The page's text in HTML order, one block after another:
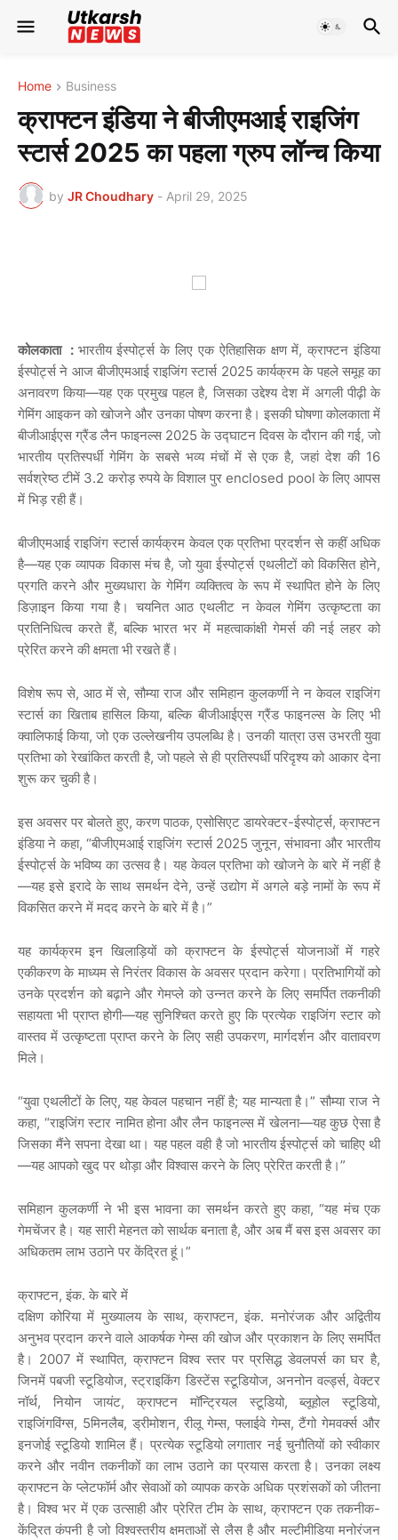
Home Business
क्राफ्टन इंडिया ने बीजीएमआई राइजिंग
स्टार्स 2025 का पहला ग्रुप लॉन्च किया
by JR Choudhary - April 29, 2025
कोलकाता : भारतीय ईस्पोर्ट्स के लिए एक ऐतिहासिक क्षण में,क्राफ्टन इंडिया
ईस्पोर्ट्स ने आज बीजीएमआई राइजिंग स्टार्स 2025 कार्यक्रम के पहले समूह का
अनावरण किया—यह एक प्रमुख पहल है, जिसका उद्देश्य देश में अगली पीढ़ी के
गेमिंग आइकन को खोजने और उनका पोषण करना है। इसकी घोषणा कोलकाता में
बीजीआईएस ग्रैंड लैन फाइनल्स 2025 के उद्घाटन दिवस के दौरान की गई, जो
भारतीय प्रतिस्पर्धी गेमिंग के सबसे भव्य मंचों में से एक है,जहां देश की16
सर्वश्रेष्ठ टीमें 3.2 करोड़ रुपये के विशाल पुर enclosed pool के लिए आपस
में भिड़ रही हैं।
बीजीएमआई राइजिंग स्टार्स कार्यक्रम केवल एक प्रतिभा प्रदर्शन से कहीं अधिक
है—यह एक व्यापक विकास मंच है,जो युवा ईस्पोर्ट्स एथलीटों को विकसित होने,
प्रगति करने और मुख्यधारा के गेमिंग व्यक्तित्व के रूप में स्थापित होने के लिए
डिज़ाइन किया गया है। चयनित आठ एथलीट न केवल गेमिंग उत्कृष्टता का
प्रतिनिधित्व करते हैं, बल्कि भारत भर में महत्वाकांक्षी गेमर्स की नई लहर को
प्रेरित करने की क्षमता भी रखते हैं।
विशेष रूप से, आठ में से,सौम्या राज और समिहान कुलकर्णी ने न केवल राइजिंग
स्टार्स का खिताब हासिल किया,बल्कि बीजीआईएस ग्रैंड फाइनल्स के लिए भी
क्वालिफाई किया,जो एक उल्लेखनीय उपलब्धि है। उनकी यात्रा उस उभरती युवा
प्रतिभा को रेखांकित करती है, जो पहले से ही प्रतिस्पर्धी परिदृश्य को आकार देना
शुरू कर चुकी है।
इस अवसर पर बोलते हुए, करण पाठक, एसोसिएट डायरेक्टर-ईस्पोर्ट्स,क्राफ्टन
इंडिया ने कहा, “बीजीएमआई राइजिंग स्टार्स2025जुनून,संभावना और भारतीय
ईस्पोर्ट्स के भविष्य का उत्सव है। यह केवल प्रतिभा को खोजने के बारे में नहीं है
—यह इसे इरादे के साथ समर्थन देने,उन्हें उद्योग में अगले बड़े नामों के रूप में
विकसित करने में मदद करने के बारे में है।”
यह कार्यक्रम इन खिलाड़ियों को क्राफ्टन के ईस्पोर्ट्स योजनाओं में गहरे
एकीकरण के माध्यम से निरंतर विकास के अवसर प्रदान करेगा। प्रतिभागियों को
उनके प्रदर्शन को बढ़ाने और गेमप्ले को उन्नत करने के लिए समर्पित तकनीकी
सहायता भी प्राप्त होगी—यह सुनिश्चित करते हुए कि प्रत्येक राइजिंग स्टार को
वास्तव में उत्कृष्टता प्राप्त करने के लिए सही उपकरण, मार्गदर्शन और वातावरण
मिले।
“युवा एथलीटों के लिए,यह केवल पहचान नहीं है; यह मान्यता है।”सौम्या राज ने
कहा, “राइजिंग स्टार नामित होना और लैन फाइनल्स में खेलना—यह कुछ ऐसा है
जिसका मैंने सपना देखा था। यह पहल वही है जो भारतीय ईस्पोर्ट्स को चाहिए थी
—यह आपको खुद पर थोड़ा और विश्वास करने के लिए प्रेरित करती है।”
समिहान कुलकर्णी ने भी इस भावना का समर्थन करते हुए कहा, “यह मंच एक
गेमचेंजर है। यह सारी मेहनत को सार्थक बनाता है, और अब मैं बस इस अवसर का
अधिकतम लाभ उठाने पर केंद्रित हूं।”
क्राफ्टन, इंक. के बारे में
दक्षिण कोरिया में मुख्यालय के साथ,क्राफ्टन,इंक. मनोरंजक और अद्वितीय
अनुभव प्रदान करने वाले आकर्षक गेम्स की खोज और प्रकाशन के लिए समर्पित
है। 2007में स्थापित, क्राफ्टन विश्व स्तर पर प्रसिद्ध डेवलपर्स का घर है,
जिनमें पबजी स्टूडियोज,स्ट्राइकिंग डिस्टेंस स्टूडियोज, अननोन वर्ल्ड्स, वेक्टर
नॉर्थ, नियोन जायंट,क्राफ्टन मॉन्ट्रियल स्टूडियो,ब्लूहोल स्टूडियो,
राइजिंगविंग्स, 5मिनलैब, ड्रीमोशन,रीलू गेम्स, फ्लाईवे गेम्स,टैंगो गेमवर्क्स और
इनजोई स्टूडियो शामिल हैं। प्रत्येक स्टूडियो लगातार नई चुनौतियों को स्वीकार
करने और नवीन तकनीकों का लाभ उठाने का प्रयास करता है। उनका लक्ष्य
क्राफ्टन के प्लेटफॉर्म और सेवाओं को व्यापक करके अधिक प्रशंसकों को जीतना
है। विश्व भर में एक उत्साही और प्रेरित टीम के साथ, क्राफ्टन एक तकनीक-
केंद्रित कंपनी है जो विश्वस्तरीय क्षमताओं से लैस है और मल्टीमीडिया मनोरंजन